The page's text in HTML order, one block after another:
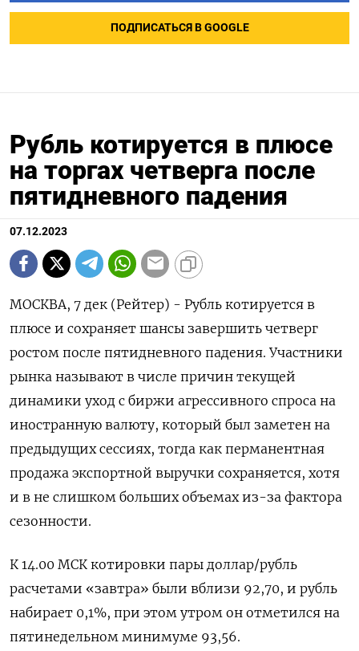
ПОДПИСАТЬСЯ В GOOGLE
Рубль котируется в плюсе
на торгах четверга после
пятидневного падения
07.12.2023
МОСКВА, 7 дек (Рейтер) - Рубль котируется в
плюсе и сохраняет шансы завершить четверг
ростом после пятидневного падения. Участники
рынка называют в числе причин текущей
динамики уход с биржи агрессивного спроса на
иностранную валюту, который был заметен на
предыдущих сессиях, тогда как перманентная
продажа экспортной выручки сохраняется, хотя
и в не слишком больших объемах из-за фактора
сезонности.
К 14.00 МСК котировки пары доллар/рубль
расчетами «завтра» были вблизи 92,70, и рубль
набирает 0,1%, при этом утром он отметился на
пятинедельном минимуме 93,56.